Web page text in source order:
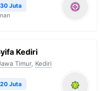
Juta
Kediri
Timur, Kediri
Juta